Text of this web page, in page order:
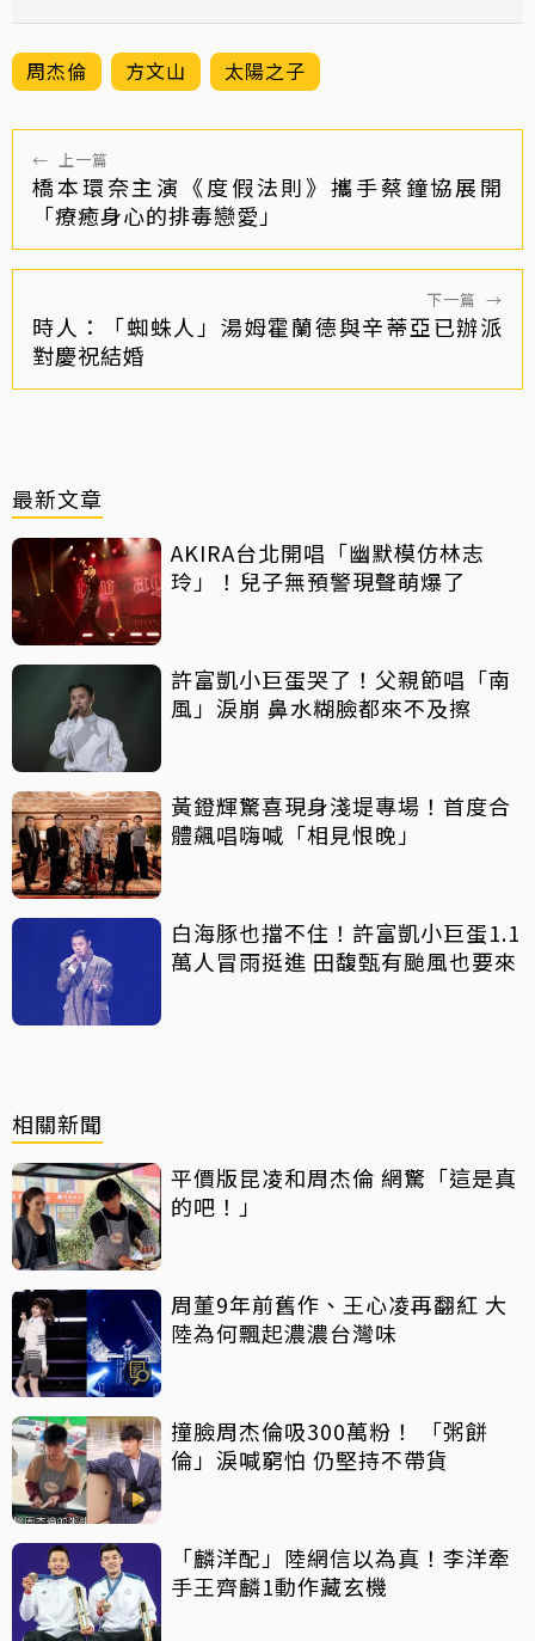
周杰倫 方文山 太陽之子
← 上一篇
橋本環奈主演《度假法則》攜手蔡鐘協展開
「療癒身心的排毒戀愛」
下一篇 →
時人：「蜘蛛人」湯姆霍蘭德與辛蒂亞已辦派
對慶祝結婚
最新文章
AKIRA台北開唱「幽默模仿林志
玲」！兒子無預警現聲萌爆了
許富凱小巨蛋哭了！父親節唱「南
風」淚崩 鼻水糊臉都來不及擦
黃鐙輝驚喜現身淺堤專場！首度合
體飆唱嗨喊「相見恨晚」
白海豚也擋不住！許富凱小巨蛋1.1
萬人冒雨挺進 田馥甄有颱風也要來
相關新聞
平價版昆凌和周杰倫 網驚「這是真
的吧！」
周董9年前舊作、王心凌再翻紅 大
陸為何飄起濃濃台灣味
撞臉周杰倫吸300萬粉！ 「粥餅
倫」淚喊窮怕 仍堅持不帶貨
「麟洋配」陸網信以為真！李洋牽
手王齊麟1動作藏玄機